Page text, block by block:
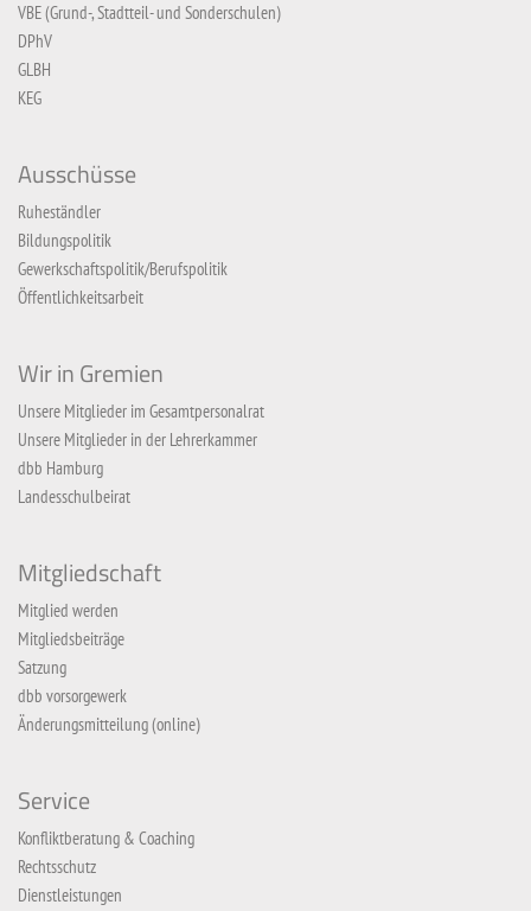
VBE (Grund-, Stadtteil- und Sonderschulen)
DPhV
GLBH
KEG
Ausschüsse
Ruheständler
Bildungspolitik
Gewerkschaftspolitik/Berufspolitik
Öffentlichkeitsarbeit
Wir in Gremien
Unsere Mitglieder im Gesamtpersonalrat
Unsere Mitglieder in der Lehrerkammer
dbb Hamburg
Landesschulbeirat
Mitgliedschaft
Mitglied werden
Mitgliedsbeiträge
Satzung
dbb vorsorgewerk
Änderungsmitteilung (online)
Service
Konfliktberatung & Coaching
Rechtsschutz
Dienstleistungen